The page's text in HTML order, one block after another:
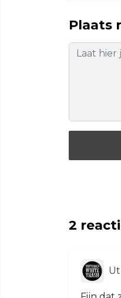
Plaats
2